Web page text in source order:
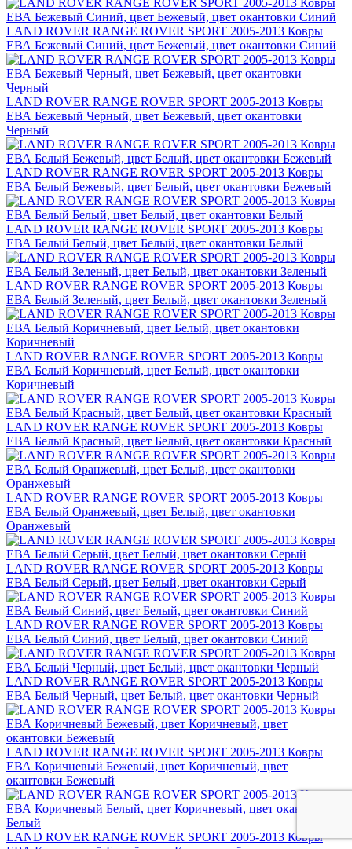
LAND ROVER RANGE ROVER SPORT 2005-2013 Ковры
ЕВА Бежевый Синий, цвет Бежевый, цвет окантовки Синий
LAND ROVER RANGE ROVER SPORT 2005-2013 Ковры
ЕВА Бежевый Черный, цвет Бежевый, цвет окантовки
Черный
LAND ROVER RANGE ROVER SPORT 2005-2013 Ковры
ЕВА Белый Бежевый, цвет Белый, цвет окантовки Бежевый
LAND ROVER RANGE ROVER SPORT 2005-2013 Ковры
ЕВА Белый Белый, цвет Белый, цвет окантовки Белый
LAND ROVER RANGE ROVER SPORT 2005-2013 Ковры
ЕВА Белый Зеленый, цвет Белый, цвет окантовки Зеленый
LAND ROVER RANGE ROVER SPORT 2005-2013 Ковры
ЕВА Белый Коричневый, цвет Белый, цвет окантовки
Коричневый
LAND ROVER RANGE ROVER SPORT 2005-2013 Ковры
ЕВА Белый Красный, цвет Белый, цвет окантовки Красный
LAND ROVER RANGE ROVER SPORT 2005-2013 Ковры
ЕВА Белый Оранжевый, цвет Белый, цвет окантовки
Оранжевый
LAND ROVER RANGE ROVER SPORT 2005-2013 Ковры
ЕВА Белый Серый, цвет Белый, цвет окантовки Серый
LAND ROVER RANGE ROVER SPORT 2005-2013 Ковры
ЕВА Белый Синий, цвет Белый, цвет окантовки Синий
LAND ROVER RANGE ROVER SPORT 2005-2013 Ковры
ЕВА Белый Черный, цвет Белый, цвет окантовки Черный
LAND ROVER RANGE ROVER SPORT 2005-2013 Ковры
ЕВА Коричневый Бежевый, цвет Коричневый, цвет
окантовки Бежевый
LAND ROVER RANGE ROVER SPORT 2005-2013 Ковры